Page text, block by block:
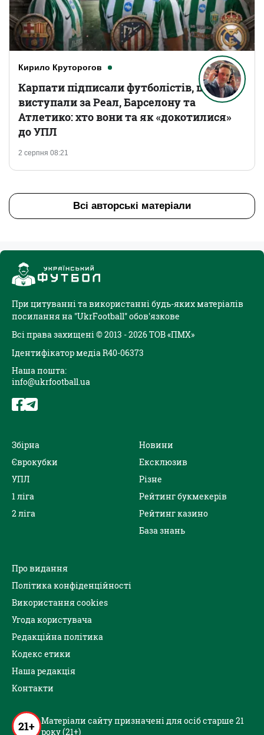
Кирило Круторогов
2 серпня 08:21
Карпати підписали футболістів, що
виступали за Реал, Барселону та
Атлетико: хто вони та як «докотилися»
до УПЛ
Всі авторські матеріали
При цитуванні та використанні будь-яких матеріалів
посилання на "UkrFootball" обов'язкове
Всі права захищені © 2013 - 2026 ТОВ «ПМХ»
Ідентифікатор медіа R40-06373
Наша пошта:
info@ukrfootball.ua
Збірна
Єврокубки
УПЛ
1 ліга
2 ліга
Новини
Ексклюзив
Різне
Рейтинг букмекерів
Рейтинг казино
База знань
Про видання
Політика конфіденційності
Використання cookies
Угода користувача
Редакційна політика
Кодекс етики
Наша редакція
Контакти
21+ Матеріали сайту призначені для осіб старше 21
року (21+)